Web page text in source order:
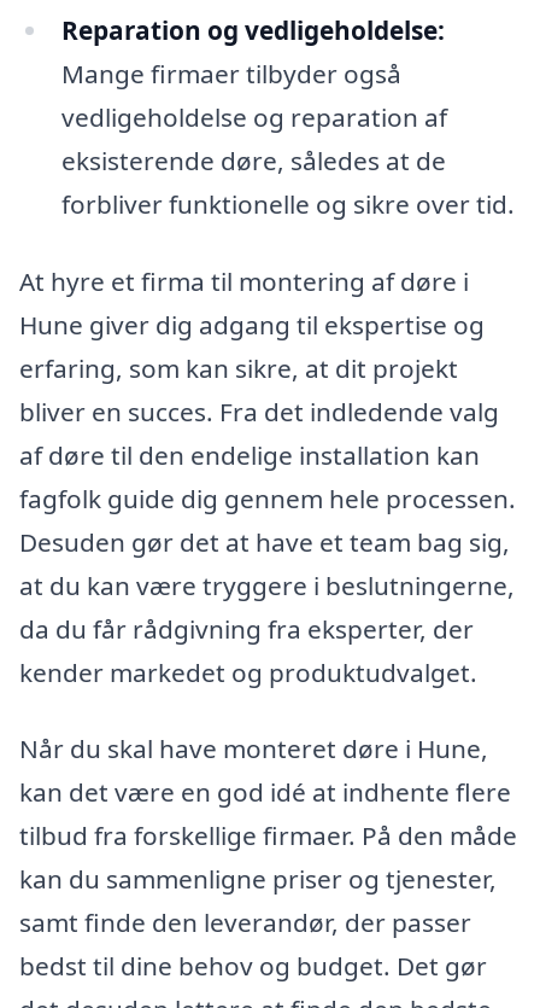
Reparation og vedligeholdelse:
Mange firmaer tilbyder også
vedligeholdelse og reparation af
eksisterende døre, således at de
forbliver funktionelle og sikre over tid.
At hyre et firma til montering af døre i
Hune giver dig adgang til ekspertise og
erfaring, som kan sikre, at dit projekt
bliver en succes. Fra det indledende valg
af døre til den endelige installation kan
fagfolk guide dig gennem hele processen.
Desuden gør det at have et team bag sig,
at du kan være tryggere i beslutningerne,
da du får rådgivning fra eksperter, der
kender markedet og produktudvalget.
Når du skal have monteret døre i Hune,
kan det være en god idé at indhente flere
tilbud fra forskellige firmaer. På den måde
kan du sammenligne priser og tjenester,
samt finde den leverandør, der passer
bedst til dine behov og budget. Det gør